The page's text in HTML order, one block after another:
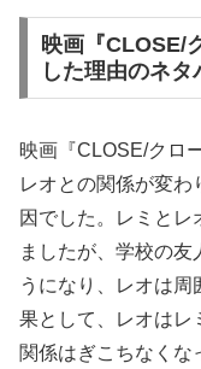
映画『CLOSE/
した理由のネタ
映画『CLOSE/クロ
レオとの関係が変
因でした。レミとレ
ましたが、学校の友
うになり、レオは
果として、レオはレ
関係はぎこちなくな